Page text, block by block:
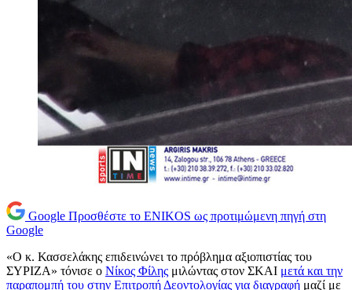
Google Προσθέστε το ENIKOS ως προτιμώμενη πηγή στη
Google
«Ο κ. Κασσελάκης επιδεινώνει το πρόβλημα αξιοπιστίας του
ΣΥΡΙΖΑ» τόνισε ο Νίκος Φίλης μιλώντας στον ΣΚΑΙ μετά και την
παραπομπή του στην Επιτροπή Δεοντολογίας για διαγραφή μαζί με